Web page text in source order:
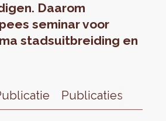
Daarom
seminar voor
stadsuitbreiding en
Publicaties